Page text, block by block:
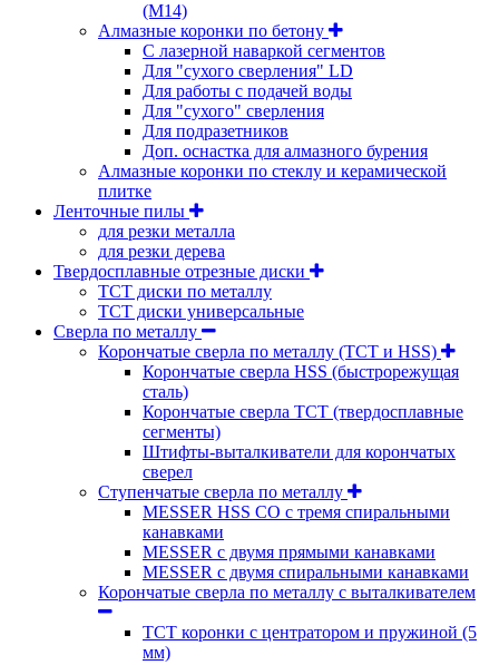
(М14)
Алмазные коронки по бетону
С лазерной наваркой сегментов
Для "сухого сверления" LD
Для работы с подачей воды
Для "сухого" сверления
Для подразетников
Доп. оснастка для алмазного бурения
Алмазные коронки по стеклу и керамической
плитке
Ленточные пилы
для резки металла
для резки дерева
Твердосплавные отрезные диски
ТСТ диски по металлу
ТСТ диски универсальные
Сверла по металлу
Корончатые сверла по металлу (TCT и HSS)
Корончатые сверла HSS (быстрорежущая
сталь)
Корончатые сверла TCT (твердосплавные
сегменты)
Штифты-выталкиватели для корончатых
сверел
Ступенчатые сверла по металлу
MESSER HSS CО с тремя спиральными
канавками
MESSER с двумя прямыми канавками
MESSER с двумя спиральными канавками
Корончатые сверла по металлу c выталкивателем
ТСТ коронки с центратором и пружиной (5
мм)